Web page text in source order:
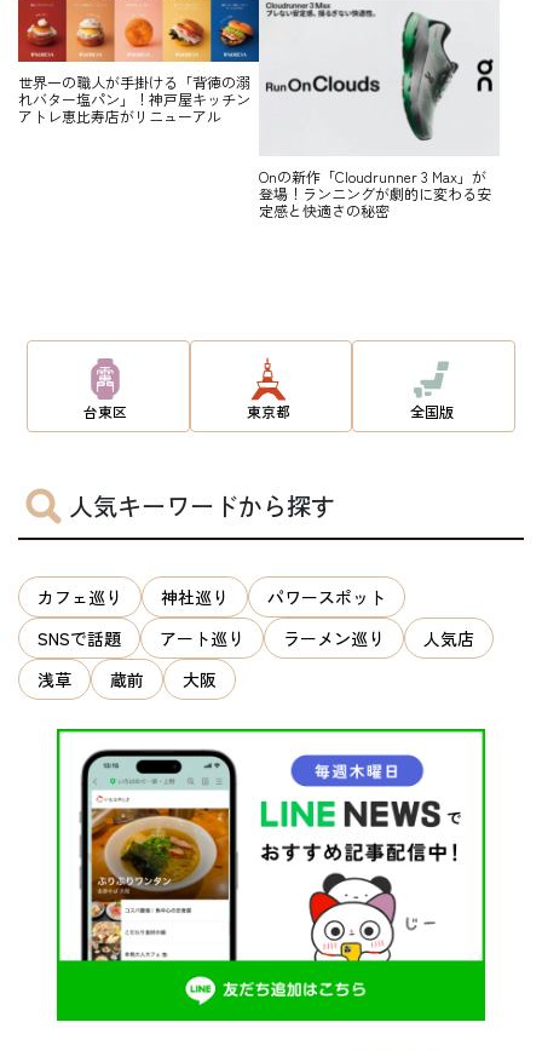
世界一の職人が手掛ける「背徳の溺
れバター塩パン」！神戸屋キッチン
アトレ恵比寿店がリニューアル
Onの新作「Cloudrunner 3 Max」が
登場！ランニングが劇的に変わる安
定感と快適さの秘密
台東区 東京都 全国版
人気キーワードから探す
カフェ巡り 神社巡り
パワースポット
SNSで話題
アート巡り ラーメン巡り
人気店
浅草
蔵前 大阪